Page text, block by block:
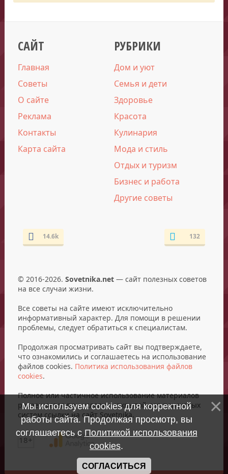
САЙТ
Главная
Советы
О сайте
Реклама
Контакты
Карта сайта
РУБРИКИ
Дом и уют
Семья и дети
Здоровье
Красота
Кулинария
Мода и стиль
Отдых и туризм
Бизнес и работа
Другие советы
14.6k 132
© 2016-2026. Sovetnika.net— сайт полезных советов
на все случаи жизни.
Все советы на сайте имеют исключительно
информативный характер. Для помощи в решении
проблемы, следует обратиться к специалистам.
Продолжая просматривать сайт вы подтверждаете,
что ознакомились и соглашаетесь на использование
файлов cookies. Политика использования файлов
cookies.
Полное или частичное использование материалов
разрешается при условии открытой для поисковых
систем ссылки на сайт Sovetnika.
18+
Мы используем cookies для корректной
работы сайта. Продолжая просмотр, вы
соглашаетесь с Политикой использования
cookies.
СОГЛАСИТЬСЯ